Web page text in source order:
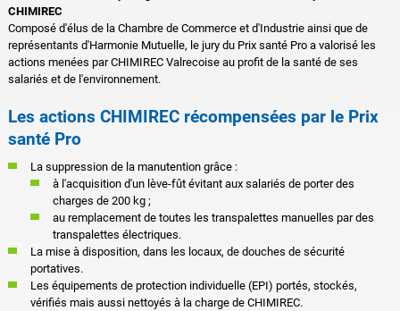
CHIMIREC
Composé d'élus de la Chambre de Commerce et d'Industrie ainsi que de
représentants d'Harmonie Mutuelle, le jury du Prix santé Pro a valorisé les
actions menées par CHIMIREC Valrecoise au profit de la santé de ses
salariés et de l'environnement.
Les actions CHIMIREC récompensées par le Prix
santé Pro
La suppression de la manutention grâce :
à l'acquisition d'un lève-fût évitant aux salariés de porter des
charges de 200 kg ;
au remplacement de toutes les transpalettes manuelles par des
transpalettes électriques.
La mise à disposition, dans les locaux, de douches de sécurité
portatives.
Les équipements de protection individuelle (EPI) portés, stockés,
vérifiés mais aussi nettoyés à la charge de CHIMIREC.